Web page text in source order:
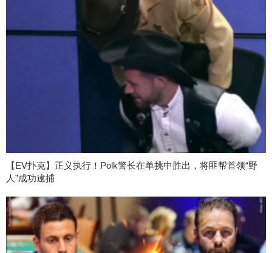
【EV扑克】正义执行！Polk警长在单挑中胜出，将匪帮首领“野
人”成功逮捕